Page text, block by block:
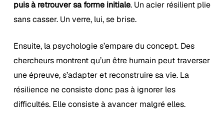
puis à retrouver sa forme initiale. Un acier résilient plie
sans casser. Un verre, lui, se brise.
Ensuite, la psychologie s’empare du concept. Des
chercheurs montrent qu’un être humain peut traverser
une épreuve, s’adapter et reconstruire sa vie. La
résilience ne consiste donc pas à ignorer les
difficultés. Elle consiste à avancer malgré elles.